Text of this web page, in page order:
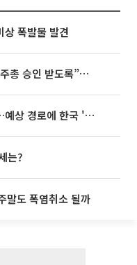
상 폭발물 발견
김정관 장관 “반도체 성과급, 주총 승인 받도록”…상법·자본시장법 개정 시사
태풍 '돌핀' 이어 '찬홈' 등장…예상 경로에 한국 '한숨'
는?
말도 폭염취소 될까